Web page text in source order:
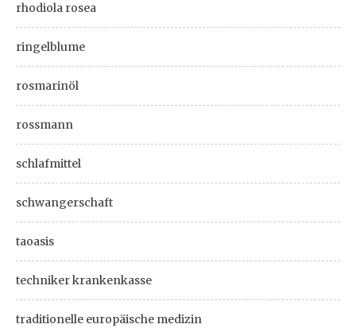
rhodiola rosea
ringelblume
rosmarinöl
rossmann
schlafmittel
schwangerschaft
taoasis
techniker krankenkasse
traditionelle europäische medizin